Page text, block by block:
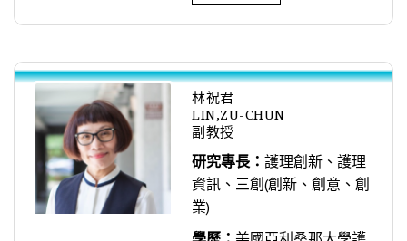
林祝君
LIN,ZU-CHUN
副教授
研究專長： 護理創新、護理
資訊、三創(創新、創意、創
業)